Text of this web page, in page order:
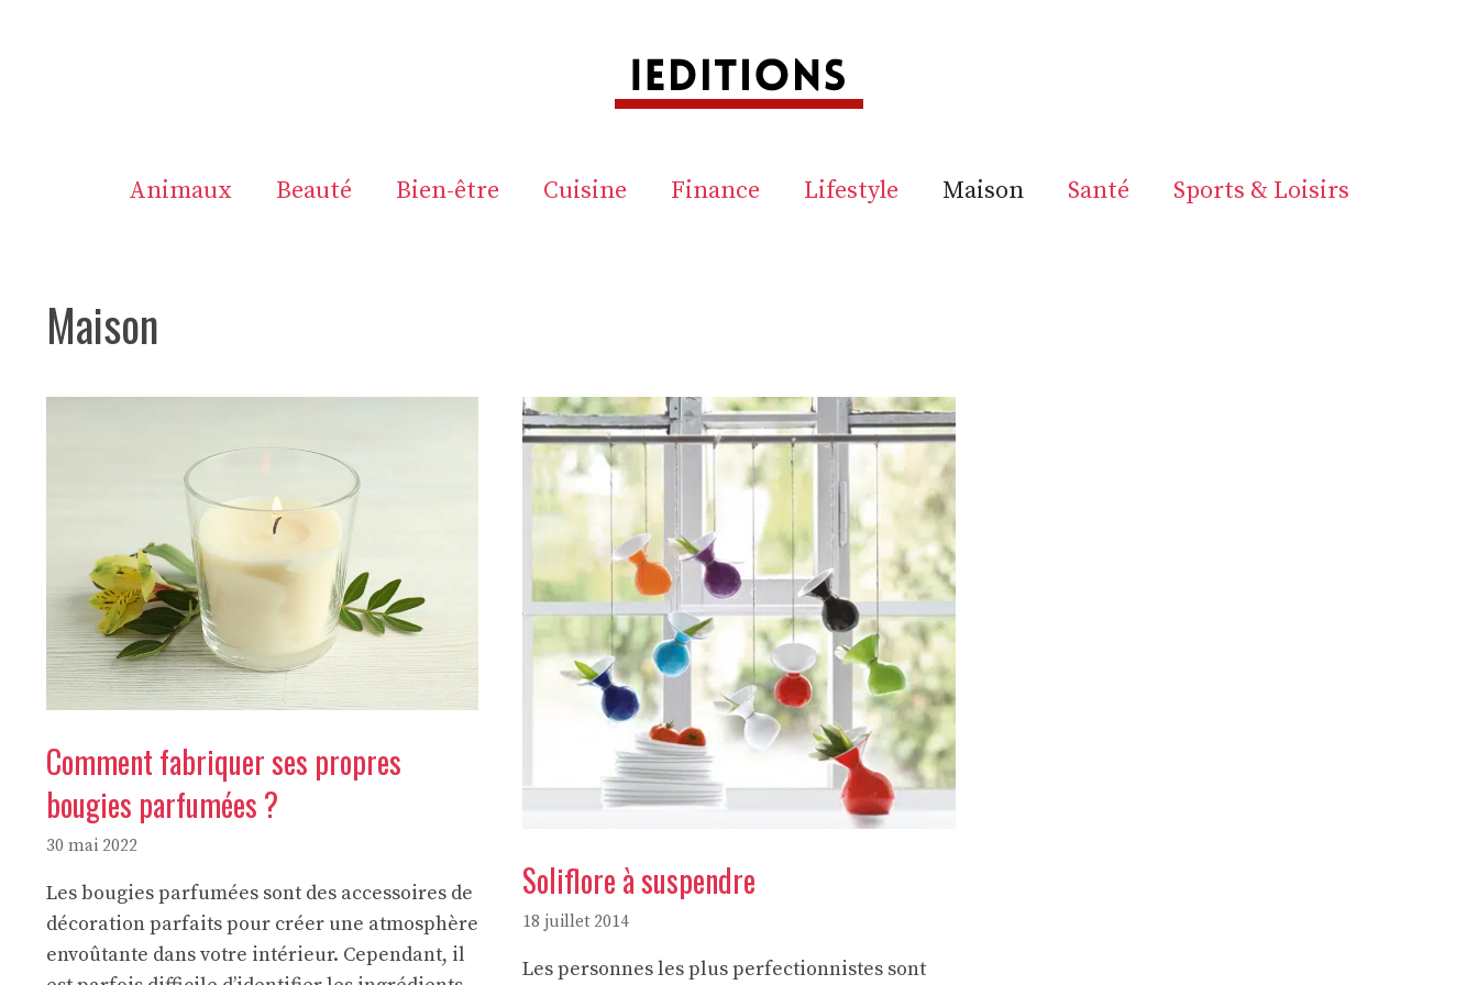
Animaux Beauté Bien-être Cuisine Finance Lifestyle Maison Santé Sports & Loisirs
Maison
Comment fabriquer ses propres
bougies parfumées ?
30 mai 2022
Les bougies parfumées sont des accessoires de
décoration parfaits pour créer une atmosphère
envoûtante dans votre intérieur. Cependant, il
Soliflore à suspendre
18 juillet 2014
Les personnes les plus perfectionnistes sont